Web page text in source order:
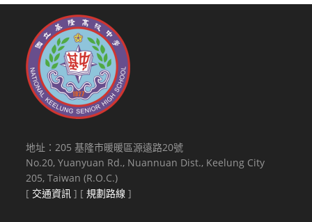
地址：205 基隆市暖暖區源遠路20號
No.20, Yuanyuan Rd., Nuannuan Dist., Keelung City
205, Taiwan (R.O.C.)
[ 交通資訊 ] [規劃路線 ]